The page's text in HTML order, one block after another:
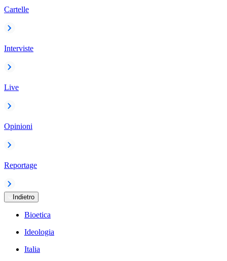
Cartelle
Interviste
Live
Opinioni
Reportage
Indietro
Bioetica
Ideologia
Italia